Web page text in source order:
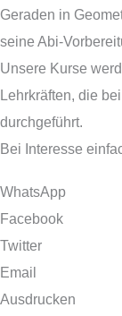
Geraden in
seine Abi-
Unsere Kurse
Lehrkräften, die
durchgeführt.
Bei Interesse
WhatsApp
Facebook
Twitter
Email
Ausdrucken